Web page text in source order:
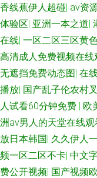
香线蕉伊人超碰| av资
体验区| 亚洲一本之道|
在线| 一区二区三区黄
高清成人免费视频在线
无遮挡免费动态图| 在
播放| 国产乱子伦农村
人试看60分钟免费 | 欧
洲aⅴ男人的天堂在线观
放日本韩国| 久久伊人
频一区二区不卡| 中文
费公开视频| 国产视频